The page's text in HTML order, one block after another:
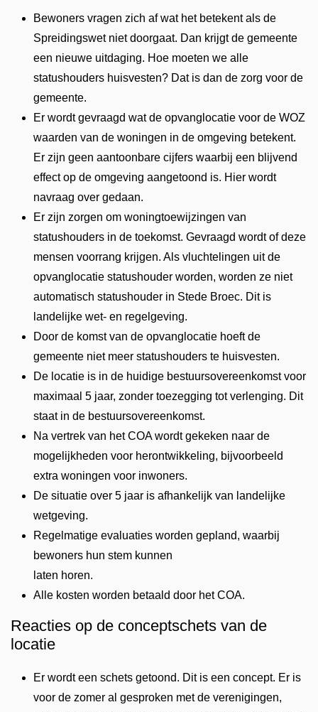
Bewoners vragen zich af wat het betekent als de
Spreidingswet niet doorgaat. Dan krijgt de gemeente
een nieuwe uitdaging. Hoe moeten we alle
statushouders huisvesten? Dat is dan de zorg voor de
gemeente.
Er wordt gevraagd wat de opvanglocatie voor de WOZ
waarden van de woningen in de omgeving betekent.
Er zijn geen aantoonbare cijfers waarbij een blijvend
effect op de omgeving aangetoond is. Hier wordt
navraag over gedaan.
Er zijn zorgen om woningtoewijzingen van
statushouders in de toekomst. Gevraagd wordt of deze
mensen voorrang krijgen. Als vluchtelingen uit de
opvanglocatie statushouder worden, worden ze niet
automatisch statushouder in Stede Broec. Dit is
landelijke wet- en regelgeving.
Door de komst van de opvanglocatie hoeft de
gemeente niet meer statushouders te huisvesten.
De locatie is in de huidige bestuursovereenkomst voor
maximaal 5 jaar, zonder toezegging tot verlenging. Dit
staat in de bestuursovereenkomst.
Na vertrek van het COA wordt gekeken naar de
mogelijkheden voor herontwikkeling, bijvoorbeeld
extra woningen voor inwoners.
De situatie over 5 jaar is afhankelijk van landelijke
wetgeving.
Regelmatige evaluaties worden gepland, waarbij
bewoners hun stem kunnen
laten horen.
Alle kosten worden betaald door het COA.
Reacties op de conceptschets van de
locatie
Er wordt een schets getoond. Dit is een concept. Er is
voor de zomer al gesproken met de verenigingen,